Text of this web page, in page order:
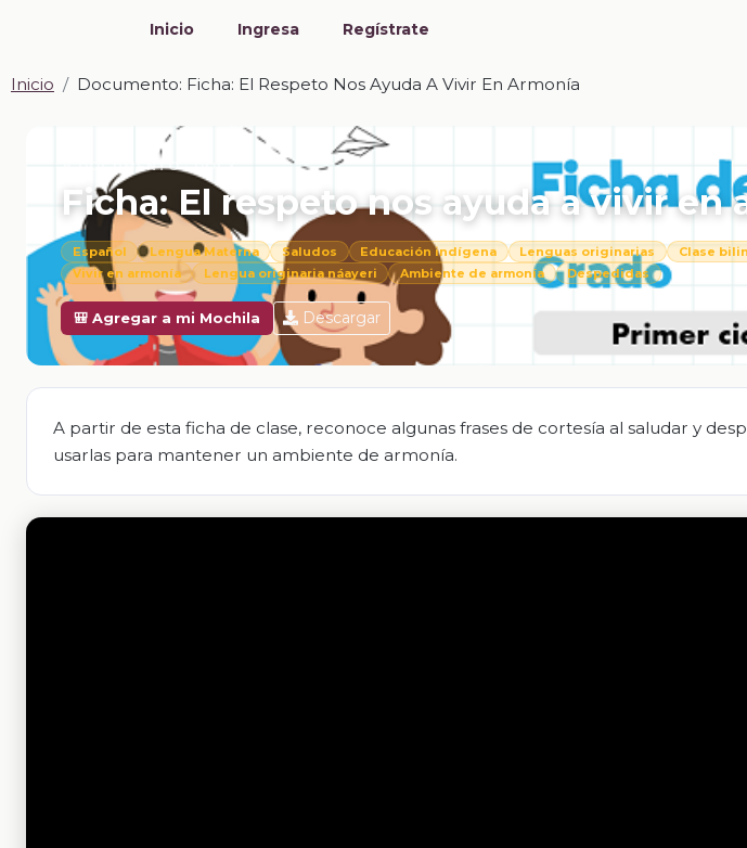
Inicio Ingresa Regístrate
Inicio Documento: Ficha: El Respeto Nos Ayuda A Vivir En Armonía
📎 DOCUMENTO · DOCX
Ficha: El respeto nos ayuda a vivir en
Español Lengua Materna Saludos Educación indígena Lenguas originarias Clase
Vivir en armonía
Lengua originaria náayeri Ambiente de armonía Despedidas
🎒 Agregar a mi Mochila Descargar
A partir de esta ficha de clase, reconoce algunas frases de cortesía al saludar y
usarlas para mantener un ambiente de armonía.